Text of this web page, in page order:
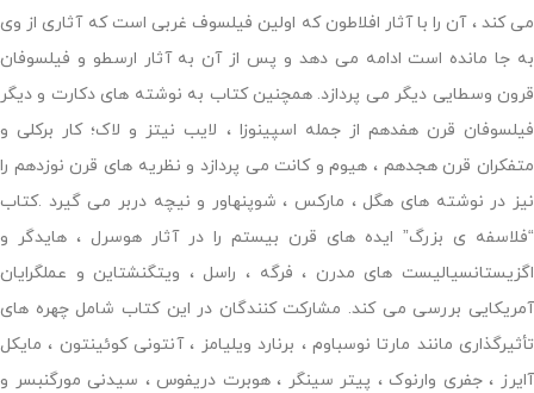
می کند ، آن را با آثار افلاطون که اولین فیلسوف غربی است که آثاری از وی
به جا مانده است ادامه می دهد و پس از آن به آثار ارسطو و فیلسوفان
قرون وسطایی دیگر می پردازد. همچنین کتاب به نوشته های دکارت و دیگر
فیلسوفان قرن هفدهم از جمله اسپینوزا ، لایب نیتز و لاک؛ کار برکلی و
متفکران قرن هجدهم ، هیوم و کانت می پردازد و نظریه های قرن نوزدهم را
نیز در نوشته های هگل ، مارکس ، شوپنهاور و نیچه دربر می گیرد .کتاب
“فلاسفه ی بزرگ” ایده های قرن بیستم را در آثار هوسرل ، هایدگر و
اگزیستانسیالیست های مدرن ، فرگه ، راسل ، ویتگنشتاین و عملگرایان
آمریکایی بررسی می کند. مشارکت کنندگان در این کتاب شامل چهره های
تأثیرگذاری مانند مارتا نوسباوم ، برنارد ویلیامز ، آنتونی کوئینتون ، مایکل
آایرز ، جفری وارنوک ، پیتر سینگر ، هوبرت دریفوس ، سیدنی مورگنبسر و